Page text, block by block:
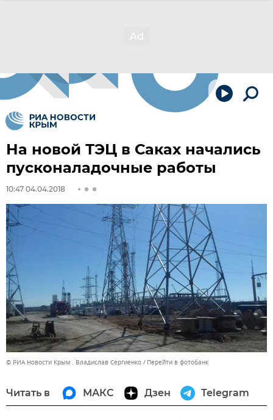
На новой ТЭЦ в Саках начались
пусконаладочные работы
10:47 04.04.2018
© РИА Новости Крым . Владислав Сергиенко Перейти в фотобанк
Читать в МАКС Дзен Telegram